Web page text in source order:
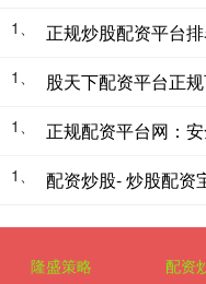
1、 正规炒股配资平台排
1、 股天下配资平台正
1、 正规配资平台网：
1、 配资炒股- 炒股配资
隆盛策略 配资